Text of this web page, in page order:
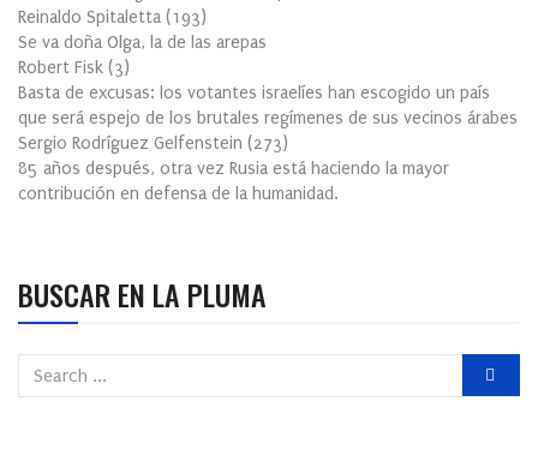
Reinaldo Spitaletta (193)
Se va doña Olga, la de las arepas
Robert Fisk (3)
Basta de excusas: los votantes israelíes han escogido un país
que será espejo de los brutales regímenes de sus vecinos árabes
Sergio Rodríguez Gelfenstein (273)
85 años después, otra vez Rusia está haciendo la mayor
contribución en defensa de la humanidad.
BUSCAR EN LA PLUMA